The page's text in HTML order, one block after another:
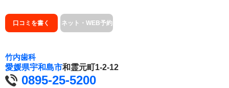
口コミを書く ネット・WEB予約
竹内歯科
愛媛県宇和島市和霊元町1-2-12
0895-25-5200